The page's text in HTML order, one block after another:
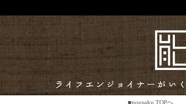
■nousaku TOPへ